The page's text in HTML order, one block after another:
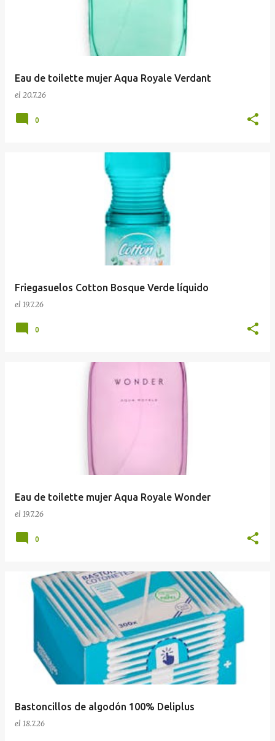
Eau de toilette mujer Aqua Royale Verdant
el 20.7.26
0
Friegasuelos Cotton Bosque Verde líquido
el 19.7.26
0
Eau de toilette mujer Aqua Royale Wonder
el 19.7.26
0
Bastoncillos de algodón 100% Deliplus
el 18.7.26